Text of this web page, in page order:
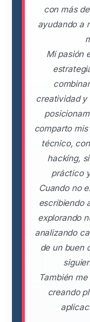
con más
ayudando a
Mi pasión
creatividad y
comparto
técnico,
hacking,
práctico
Cuando no
escribiendo
explorando
analizando
de un buen
También
creando